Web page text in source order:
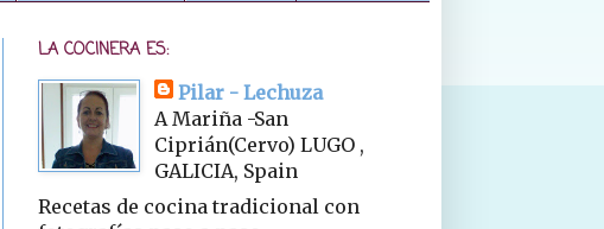
LA COCINERA ES:
Pilar - Lechuza
A Mariña -San
Ciprián(Cervo) LUGO ,
GALICIA, Spain
Recetas de cocina tradicional con